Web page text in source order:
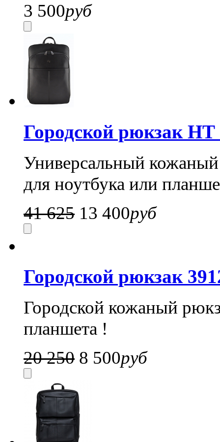
3 500руб
Городской рюкзак HT
Универсальный
для ноутбука или
41 625 13 400руб
Городской рюкзак
Городской кожаный
планшета !
20 250 8 500руб